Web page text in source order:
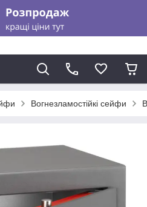
Вогнезламостійкі сейфи